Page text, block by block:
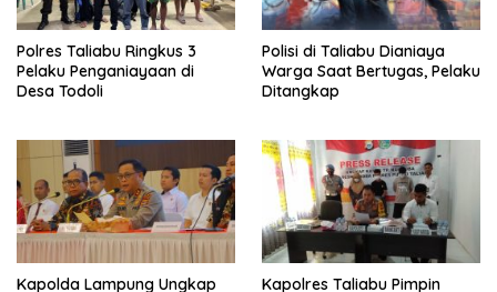
Polres Taliabu Ringkus 3
Pelaku Penganiayaan di
Desa Todoli
Polisi di Taliabu Dianiaya
Warga Saat Bertugas, Pelaku
Ditangkap
Kapolda Lampung Ungkap Kapolres Taliabu Pimpin